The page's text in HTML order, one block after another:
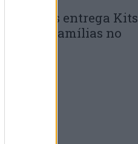
de Góis entrega Kits
às famílias no